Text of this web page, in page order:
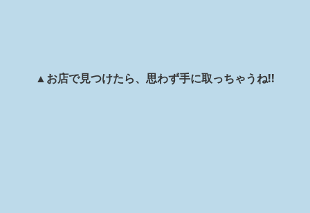
▲お店で見つけたら、思わず手に取っちゃうね!!